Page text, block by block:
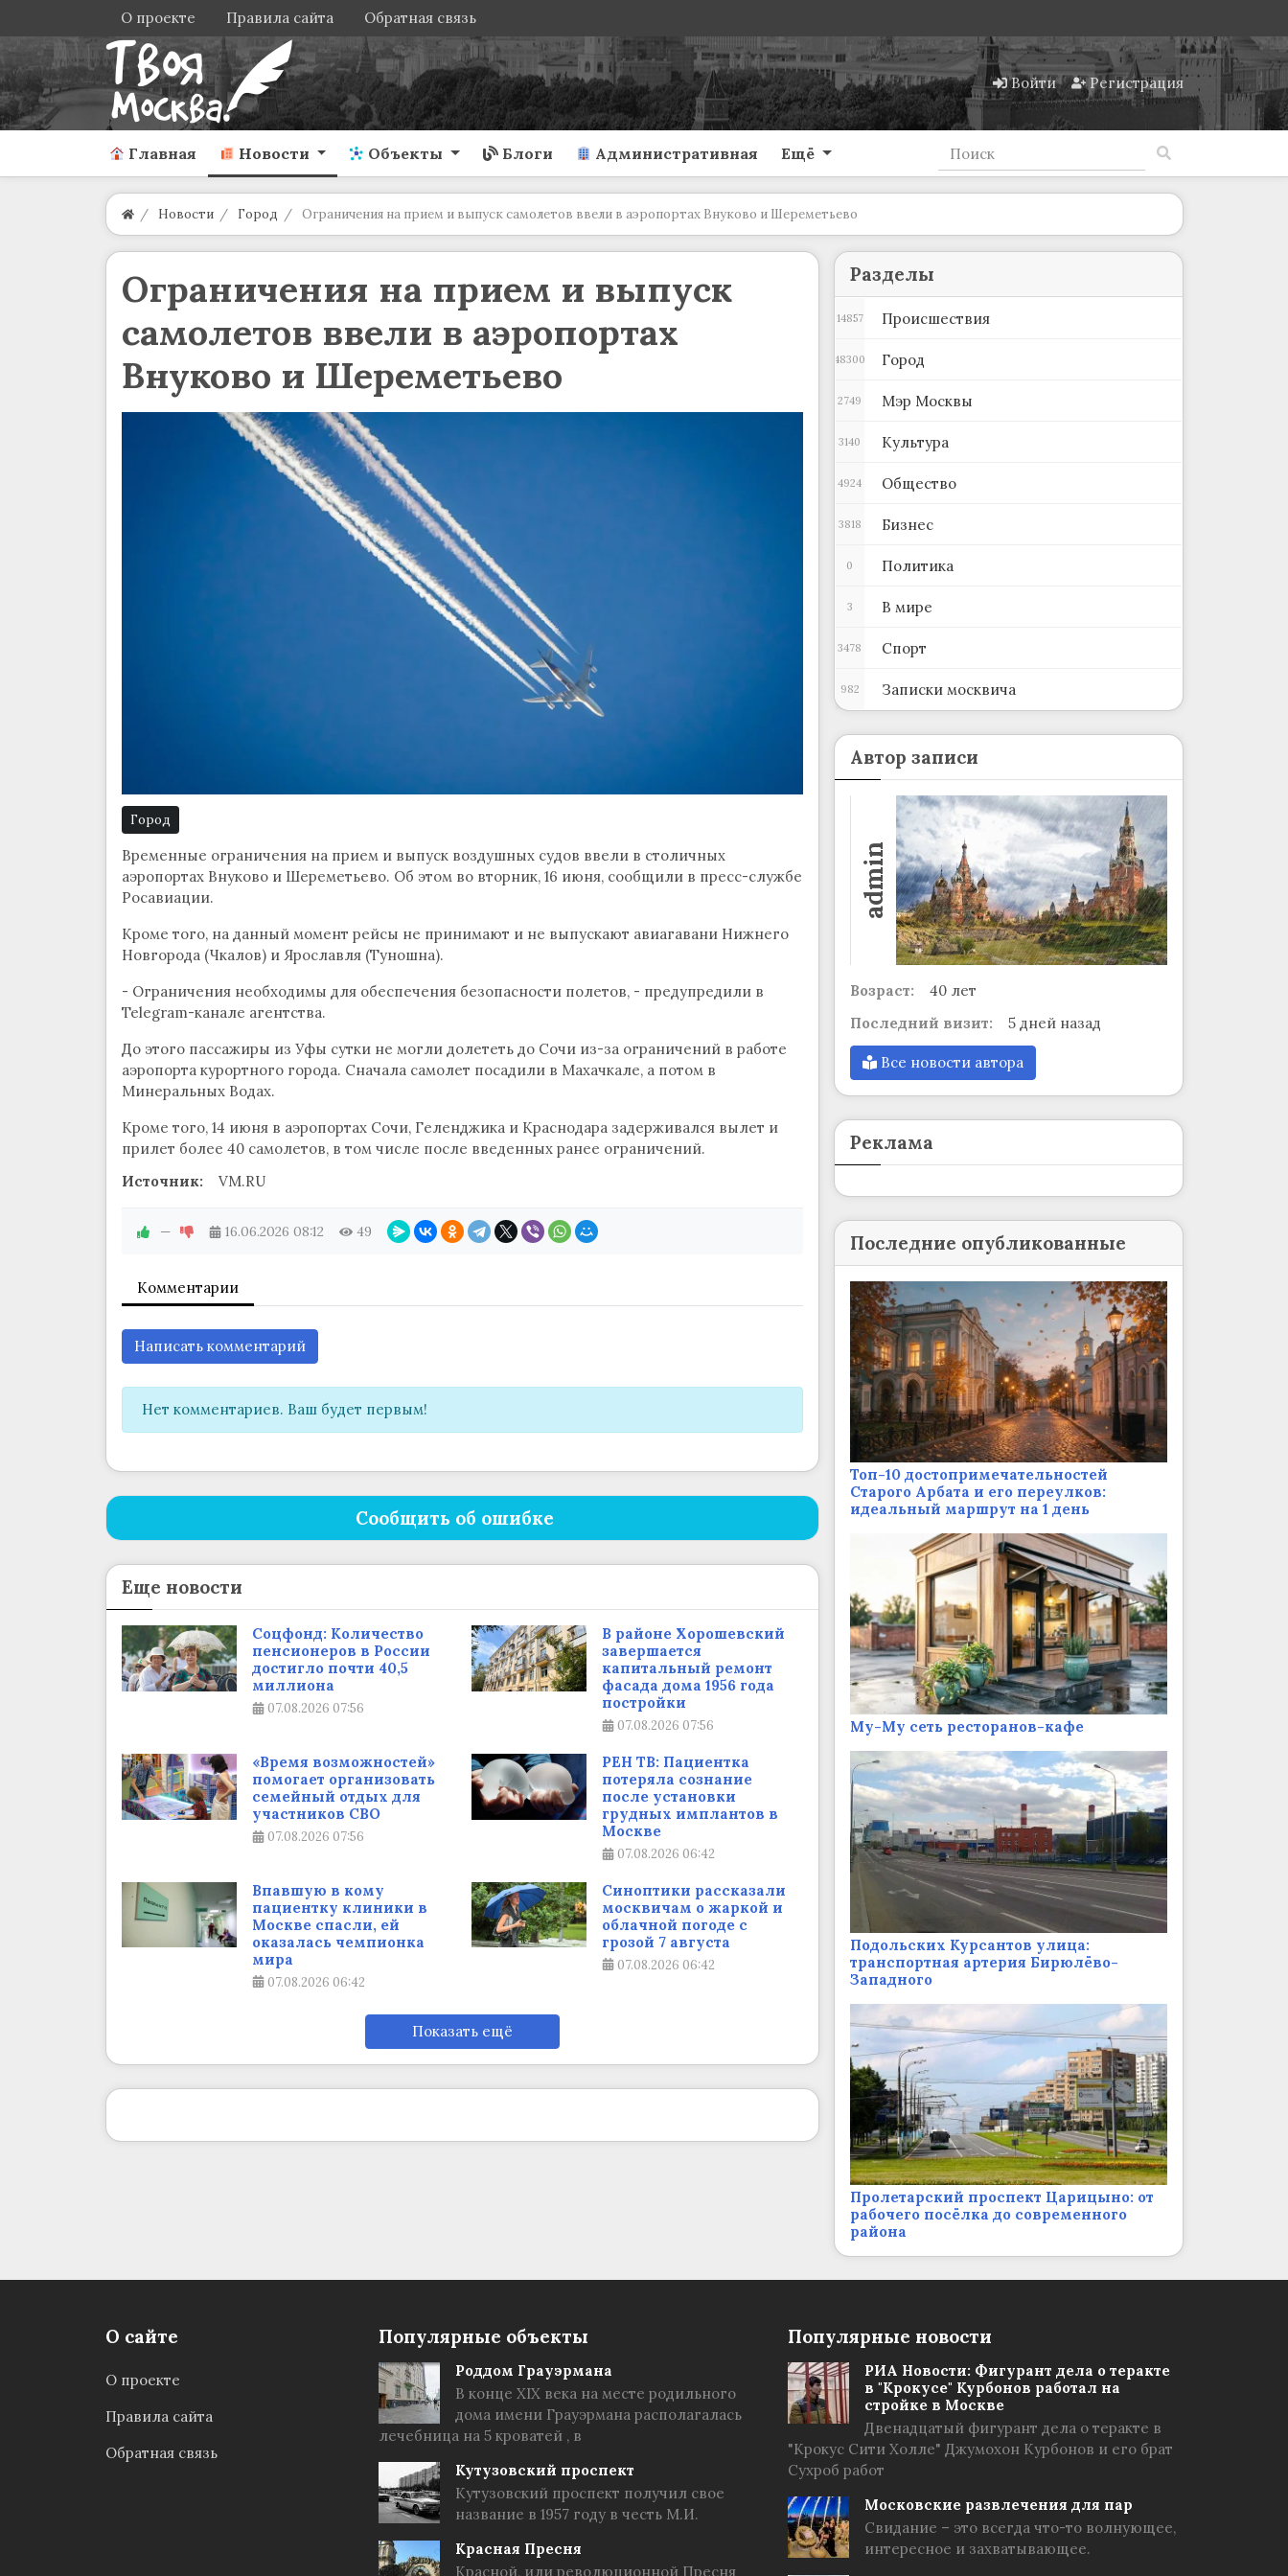
О проекте Правила сайта Обратная связь
Войти Регистрация
Главная Новости Объекты Блоги Административная Ещё
Новости Город Ограничения на прием и выпуск самолетов ввели в аэропортах Внуково и Шереметьево
Ограничения на прием и выпуск
самолетов ввели в аэропортах
Внуково и Шереметьево
Город
Временные ограничения на прием и выпуск воздушных судов ввели в столичных
аэропортах Внуково и Шереметьево. Об этом во вторник, 16 июня, сообщили в пресс-службе
Росавиации.
Кроме того, на данный момент рейсы не принимают и не выпускают авиагавани Нижнего
Новгорода (Чкалов) и Ярославля (Туношна).
- Ограничения необходимы для обеспечения безопасности полетов, - предупредили в
Telegram-канале агентства.
До этого пассажиры из Уфы сутки не могли долететь до Сочи из-за ограничений в работе
аэропорта курортного города. Сначала самолет посадили в Махачкале, а потом в
Минеральных Водах.
Кроме того, 14 июня в аэропортах Сочи, Геленджика и Краснодара задерживался вылет и
прилет более 40 самолетов, в том числе после введенных ранее ограничений.
Источник:
VM.RU
— 16.06.2026 08:12 49
Комментарии
Написать комментарий
Нет комментариев. Ваш будет первым!
Сообщить об ошибке
Еще новости
Соцфонд: Количество
пенсионеров в России
достигло почти 40,5
миллиона
07.08.2026 07:56
В районе Хорошевский
завершается
капитальный ремонт
фасада дома 1956 года
постройки
07.08.2026 07:56
«Время возможностей»
помогает организовать
семейный отдых для
участников СВО
07.08.2026 07:56
РЕН ТВ: Пациентка
потеряла сознание
после установки
грудных имплантов в
Москве
07.08.2026 06:42
Впавшую в кому
пациентку клиники в
Москве спасли, ей
оказалась чемпионка
мира
07.08.2026 06:42
Синоптики рассказали
москвичам о жаркой и
облачной погоде с
грозой 7 августа
07.08.2026 06:42
Показать ещё
Разделы
Происшествия
14857
Город
48300
Мэр Москвы
2749
Культура
3140
Общество
4924
Бизнес
3818
Политика
0
В мире
3
Спорт
3478
Записки москвича
982
Автор записи
admin
Возраст:
40 лет
Последний визит:
5 дней назад
Все новости автора
Реклама
Последние опубликованные
Топ-10 достопримечательностей
Старого Арбата и его переулков:
идеальный маршрут на 1 день
Му-Му сеть ресторанов-кафе
Подольских Курсантов улица:
транспортная артерия Бирюлёво-
Западного
Пролетарский проспект Царицыно: от
рабочего посёлка до современного
района
О сайте
О проекте
Правила сайта
Обратная связь
Популярные объекты
Роддом Грауэрмана
В конце XIX века на месте родильного
дома имени Грауэрмана располагалась
лечебница на 5 кроватей , в
Кутузовский проспект
Кутузовский проспект получил свое
название в 1957 году в честь М.И.
Красная Пресня
Красной, или революционной Пресня
Популярные новости
РИА Новости: Фигурант дела о теракте
в "Крокусе" Курбонов работал на
стройке в Москве
Двенадцатый фигурант дела о теракте в
"Крокус Сити Холле" Джумохон Курбонов и его брат
Сухроб работ
Московские развлечения для пар
Свидание – это всегда что-то волнующее,
интересное и захватывающее.